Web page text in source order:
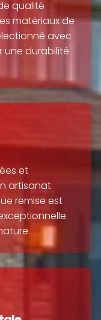
qualité
matériaux de
avec
une durabilité
et
artisanat
remise est